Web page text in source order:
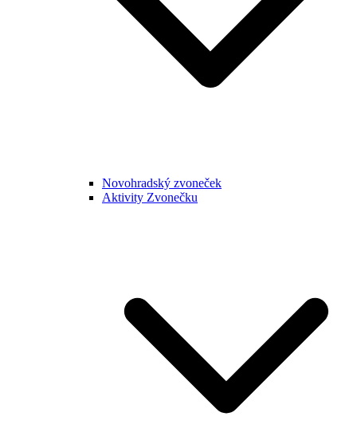
Novohradský zvoneček
Aktivity Zvonečku